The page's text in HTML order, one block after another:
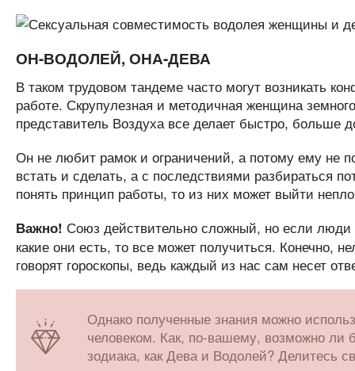
ОН-ВОДОЛЕЙ, ОНА-ДЕВА
В таком трудовом тандеме часто могут возникать
работе. Скрупулезная и методичная женщина
представитель Воздуха все делает быстро, больше
Он не любит рамок и ограничений, а потому ему не
встать и сделать, а с последствиями разбираться
понять принцип работы, то из них может выйти
Важно! Союз действительно сложный, но если люди
какие они есть, то все может получиться. Конечно,
говорят гороскопы, ведь каждый из нас сам несет
Однако полученные знания можно
человеком. Как, по-вашему, возможно ли
зодиака, как Дева и Водолей? Делитесь